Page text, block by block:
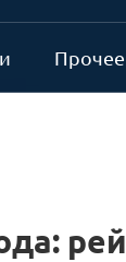
Прочее